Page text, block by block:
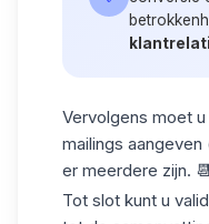
Vervolgens moet u
mailings
er meerdere zijn. 📆
Tot slot kunt u